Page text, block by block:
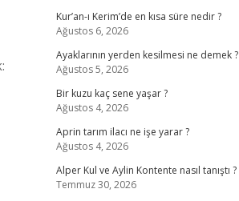
Kur’an-ı Kerim’de en kısa süre nedir ?
Ağustos 6, 2026
Ayaklarının yerden kesilmesi ne demek ?
Ağustos 5, 2026
Bir kuzu kaç sene yaşar ?
Ağustos 4, 2026
Aprin tarım ilacı ne işe yarar ?
Ağustos 4, 2026
Alper Kul ve Aylin Kontente nasıl tanıştı ?
Temmuz 30, 2026